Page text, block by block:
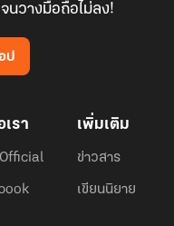
นวางมือถือไม่ลง!
ป
รา เพิ่มเติม
ข่าวสาร
เขียนนิยาย